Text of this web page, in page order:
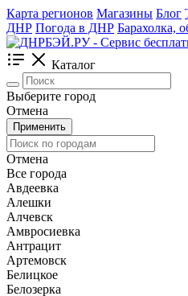
Карта регионов Магазины Блог
ДНР Погода в ДНР Барахолка,
Каталог
Выберите город
Отмена
Применить
Отмена
Все города
Авдеевка
Алешки
Алчевск
Амвросиевка
Антрацит
Артемовск
Белицкое
Белозерка